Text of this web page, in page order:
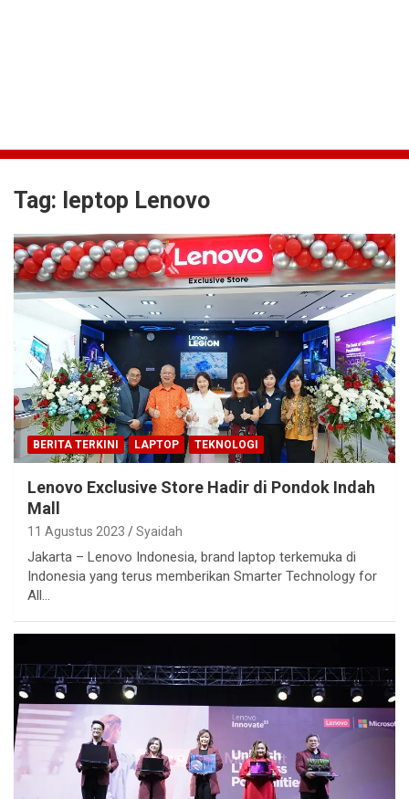
Tag: leptop Lenovo
BERITA TERKINI LAPTOP TEKNOLOGI
Lenovo Exclusive Store Hadir di Pondok Indah
Mall
11 Agustus 2023 Syaidah
Jakarta – Lenovo Indonesia, brand laptop terkemuka di
Indonesia yang terus memberikan Smarter Technology for
All…